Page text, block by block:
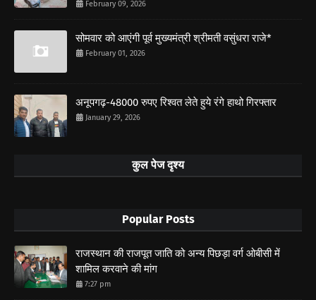
February 09, 2026
सोमवार को आएंगी पूर्व मुख्यमंत्री श्रीमती वसुंधरा राजे*
February 01, 2026
अनूपगढ़-48000 रुपए रिश्वत लेते हुये रंगे हाथो गिरफ्तार
January 29, 2026
कुल पेज दृश्य
Popular Posts
राजस्थान की राजपूत जाति को अन्य पिछड़ा वर्ग ओबीसी में
शामिल करवाने की मांग
7:27 pm